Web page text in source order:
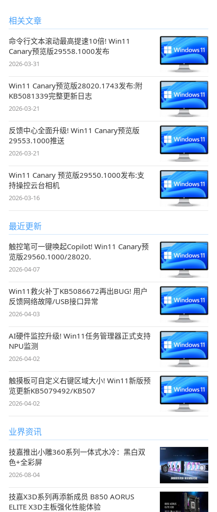
相关文章
命令行文本滚动最高提速10倍! Win11
Canary预览版29558.1000发布
2026-03-31
Win11 Canary预览版28020.1743发布:附
KB5081339完整更新日志
2026-03-21
反馈中心全面升级! Win11 Canary预览版
29553.1000推送
2026-03-21
Win11 Canary 预览版29550.1000发布:支
持操控云台相机
2026-03-16
最近更新
触控笔可一键唤起Copilot! Win11 Canary预
览版29560.1000/28020.
2026-04-07
Win11救火补丁KB5086672再出BUG! 用户
反馈网络故障/USB接口异常
2026-04-03
AI硬件监控升级! Win11任务管理器正式支持
NPU监测
2026-04-02
触摸板可自定义右键区域大小! Win11新版预
览更新KB5079492/KB507
2026-04-02
业界资讯
技嘉推出小雕360系列一体式水冷：黑白双
色+全彩屏
2026-08-04
技嘉X3D系列再添新成员 B850 AORUS
ELITE X3D主板强化性能体验